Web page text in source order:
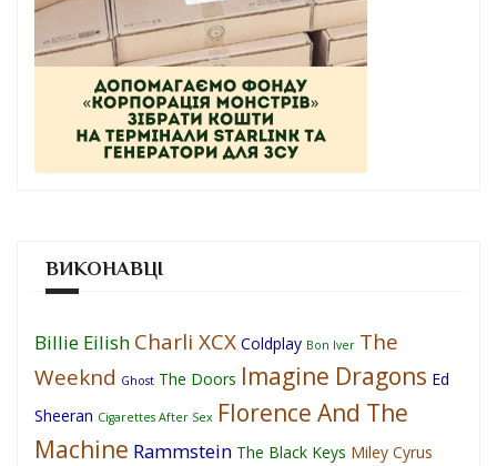
ВИКОНАВЦІ
Billie Eilish Charli XCX Coldplay Bon Iver The
Weeknd Ghost The Doors Imagine Dragons Ed
Sheeran Cigarettes After Sex Florence And The
Machine Rammstein The Black Keys Miley Cyrus